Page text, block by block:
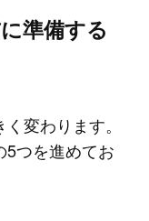
準備する
変わります。
5つを進めてお